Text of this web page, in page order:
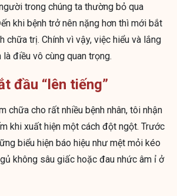
trong chúng ta thường bỏ qua
khi bệnh trở nên nặng hơn thì mới bắt
chữa trị. Chính vì vậy, việc hiểu và lắng
điều vô cùng quan trọng.
đầu “lên tiếng”
chữa cho rất nhiều bệnh nhân, tôi nhận
khi xuất hiện một cách đột ngột. Trước
biểu hiện báo hiệu như mệt mỏi kéo
không sâu giấc hoặc đau nhức âm ỉ ở